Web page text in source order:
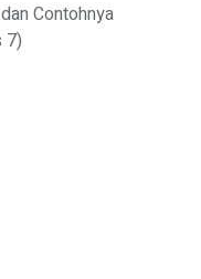
Contohnya
7)